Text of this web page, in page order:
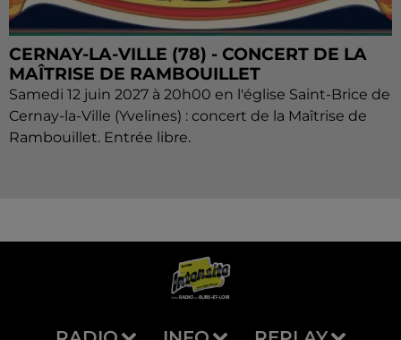
CERNAY-LA-VILLE (78) - CONCERT DE LA
MAÎTRISE DE RAMBOUILLET
Samedi 12 juin 2027 à 20h00 en l'église Saint-Brice de
Cernay-la-Ville (Yvelines) : concert de la Maîtrise de
Rambouillet. Entrée libre.